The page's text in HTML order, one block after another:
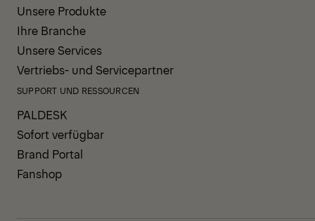
Unsere Produkte
Ihre Branche
Unsere Services
Vertriebs- und Servicepartner
SUPPORT UND RESSOURCEN
PALDESK
Sofort verfügbar
Brand Portal
Fanshop